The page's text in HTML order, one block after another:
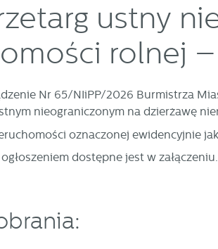
ustny
rolnej
Nr 65/NIiPP/2026 Burmistrza
nieograniczonym na dzierżawę
oznaczonej ewidencyjnie
dostępne jest w załączeniu.